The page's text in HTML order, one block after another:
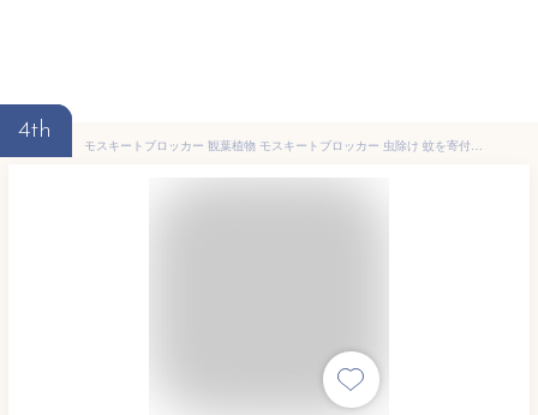
4th
モスキートブロッカー 観葉植物 モスキートブロッカー 虫除け 蚊を寄付けない花も楽しめるすぐれもの モスキートブロッカー 販売 通販 種類 虫除け 蚊よけ